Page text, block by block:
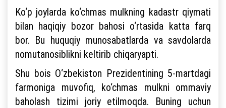
Ko‘p joylarda ko‘chmas mulkning kadastr qiymati
bilan haqiqiy bozor bahosi o‘rtasida katta farq
bor. Bu huquqiy munosabatlarda va savdolarda
nomutanosiblikni keltirib chiqaryapti.
Shu bois O‘zbekiston Prezidentining 5-martdagi
farmoniga muvofiq, ko‘chmas mulkni ommaviy
baholash tizimi joriy etilmoqda. Buning uchun